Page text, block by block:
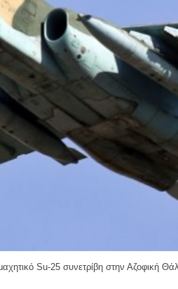
Su-25 συνετρίβη στην Αζοφική